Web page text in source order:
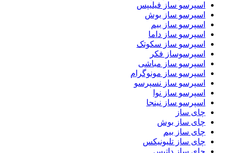
اسپرسو ساز فیلیپس
اسپرسو ساز بوش
اسپرسو ساز بیم
اسپرسو ساز داما
اسپرسو ساز سکوتک
اسپرسوساز فکر
اسپرسو ساز مباشی
اسپرسو ساز مونوگرام
اسپرسو ساز نسپرسو
اسپرسو ساز نوا
اسپرسو ساز نینجا
چای ساز
چای ساز بوش
چای ساز بیم
چای ساز تلیونیکس
چای ساز داتیس